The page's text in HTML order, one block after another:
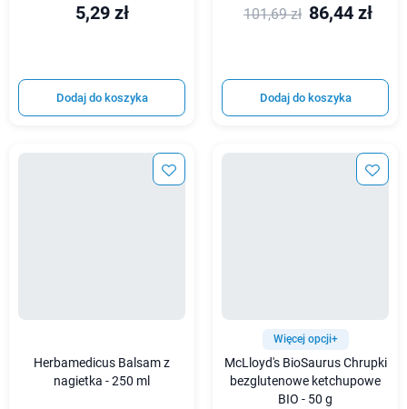
5,29 zł
Dodaj do koszyka
101,69 zł 86,44 zł
Dodaj do koszyka
Herbamedicus Balsam z
nagietka - 250 ml
Więcej opcji+
McLloyd's BioSaurus Chrupki
bezglutenowe ketchupowe
BIO - 50 g